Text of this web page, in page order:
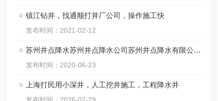
镇江钻井，找通顺打井厂公司，操作施工快
发布时间：2021-02-12
苏州井点降水苏州井点降水公司苏州井点降水有限公司通泉降水公司
发布时间：2020-06-23
上海打民用小深井，人工挖井施工，工程降水井